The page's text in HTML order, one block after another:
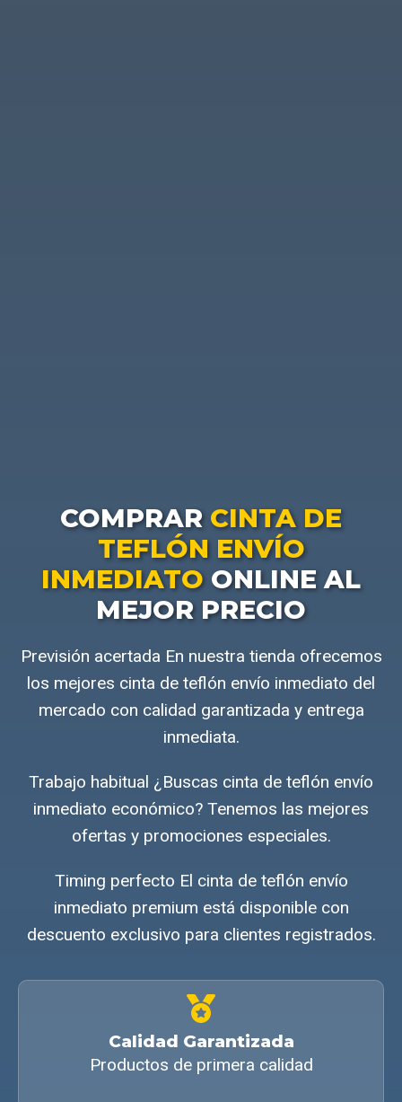
COMPRAR CINTA DE
TEFLÓN ENVÍO
INMEDIATOONLINE AL
MEJOR PRECIO
Previsión acertada En nuestra tienda ofrecemos
los mejores cinta de teflón envío inmediato del
mercado con calidad garantizada y entrega
inmediata.
Trabajo habitual ¿Buscas cinta de teflón envío
inmediato económico? Tenemos las mejores
ofertas y promociones especiales.
Timing perfecto El cinta de teflón envío
inmediato premium está disponible con
descuento exclusivo para clientes registrados.
Calidad Garantizada
Productos de primera calidad